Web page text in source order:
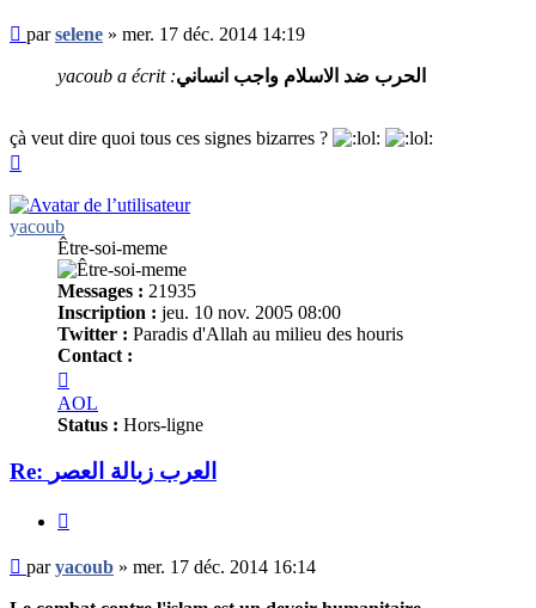
Message
non
parselene » mer. 17 déc. 2014 14:19
yacoub a écrit :الحرب ضد الاسلام واجب انساني
çà veut dire quoi tous ces signes bizarres ?
yacoub
Être-soi-meme
Messages : 21935
Inscription : jeu. 10 nov. 2005 08:00
Twitter : Paradis d'Allah au milieu des houris
Contact :
yacoub
AOL
Status : Hors-ligne
Re: العرب زبالة العصر
Message
non
paryacoub » mer. 17 déc. 2014 16:14